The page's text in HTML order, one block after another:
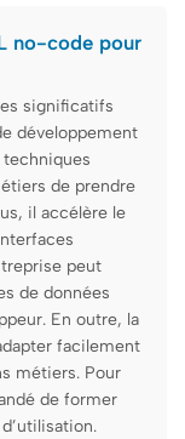
no-code pour
significatifs
développement
de prendre
il accélère le
peut
de données
En outre, la
facilement
métiers. Pour
de former